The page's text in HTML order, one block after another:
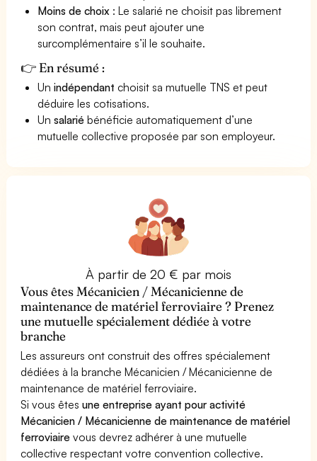
Moins de choix : Le salarié ne choisit pas librement
son contrat, mais peut ajouter une
surcomplémentaire s’il le souhaite.
👉 En résumé :
Unindépendant choisit sa mutuelle TNS et peut
déduire les cotisations.
Unsalarié bénéficie automatiquement d’une
mutuelle collective proposée par son employeur.
À partir de 20 € par mois
Vous êtes Mécanicien / Mécanicienne de
maintenance de matériel ferroviaire ? Prenez
une mutuelle spécialement dédiée à votre
branche
Les assureurs ont construit des offres spécialement
dédiées à la branche Mécanicien / Mécanicienne de
maintenance de matériel ferroviaire.
Si vous êtesune entreprise ayant pour activité
Mécanicien / Mécanicienne de maintenance de matériel
ferroviaire vous devrez adhérer à une mutuelle
collective respectant votre convention collective.